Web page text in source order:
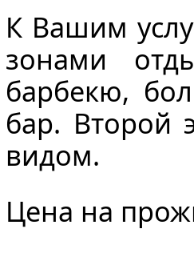
К Вашим
зонами
барбекю,
бар. Второй
видом.
Цена на